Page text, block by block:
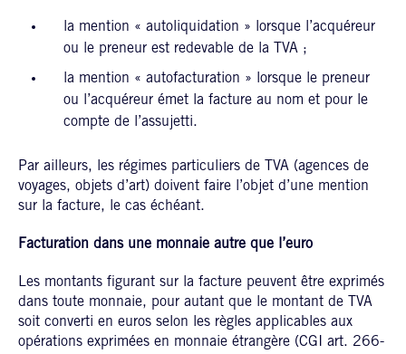
la mention « autoliquidation » lorsque l’acquéreur
ou le preneur est redevable de la TVA ;
la mention « autofacturation » lorsque le preneur
ou l’acquéreur émet la facture au nom et pour le
compte de l’assujetti.
Par ailleurs, les régimes particuliers de TVA (agences de
voyages, objets d’art) doivent faire l’objet d’une mention
sur la facture, le cas échéant.
Facturation dans une monnaie autre que l’euro
Les montants figurant sur la facture peuvent être exprimés
dans toute monnaie, pour autant que le montant de TVA
soit converti en euros selon les règles applicables aux
opérations exprimées en monnaie étrangère (CGI art. 266-